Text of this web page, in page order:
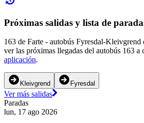
Próximas salidas y lista de
163 de Farte - autobús Fyresdal-
ver las próximas llegadas del autobús 163
aplicación.
Kleivgrend Fyresdal
Ver más salidas
Paradas
lun, 17 ago 2026